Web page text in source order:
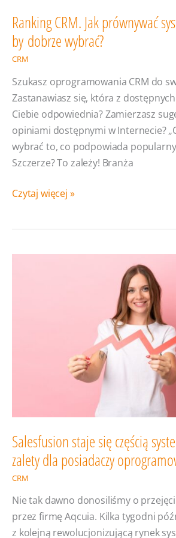
Ranking CRM. Jak prównywać
by dobrze wybrać?
CRM
Szukasz oprogramowania CRM do
Zastanawiasz się, która z
Ciebie odpowiednia? Zamierzasz
opiniami dostępnymi w Internecie?
wybrać to, co podpowiada
Szczerze? To zależy! Branża
Ranking
systemy
Czytaj więcej »
Salesfusion staje się częścią
zalety dla posiadaczy
CRM
Nie tak dawno donosiliśmy o
przez firmę Aqcuia. Kilka tygodni
z kolejną rewolucjonizującą rynek